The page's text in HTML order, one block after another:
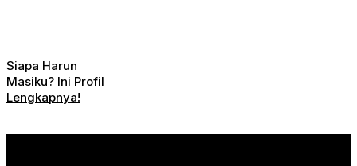
Siapa Harun
Masiku? Ini Profil
Lengkapnya!